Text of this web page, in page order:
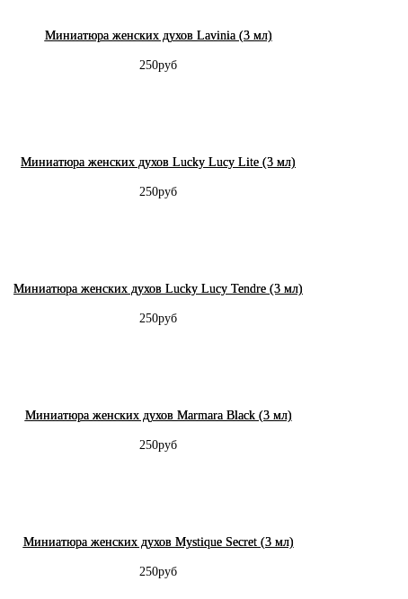
Миниатюра женских духов Lavinia (3 мл)
250руб
Миниатюра женских духов Lucky Lucy Lite (3 мл)
250руб
Миниатюра женских духов Lucky Lucy Tendre (3 мл)
250руб
Миниатюра женских духов Marmara Black (3 мл)
250руб
Миниатюра женских духов Mystique Secret (3 мл)
250руб